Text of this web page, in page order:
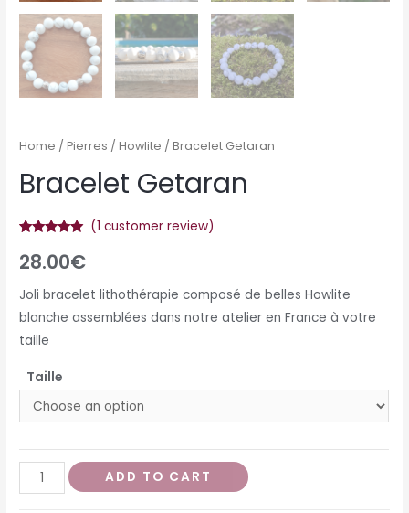
Home /Pierres /Howlite / Bracelet Getaran
Bracelet Getaran
out of 5
based on
rating
(1 customer review)
28.00€
Joli bracelet lithothérapie composé de belles Howlite
blanche assemblées dans notre atelier en France à votre
taille
Taille
Bracelet
Getaran
ADD TO CART